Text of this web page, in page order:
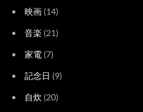
映画 (14)
音楽 (21)
家電 (7)
記念日 (9)
自炊 (20)